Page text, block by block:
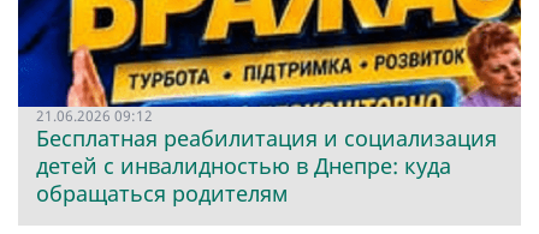
21.06.2026 09:12
Бесплатная реабилитация и социализация
детей с инвалидностью в Днепре: куда
обращаться родителям